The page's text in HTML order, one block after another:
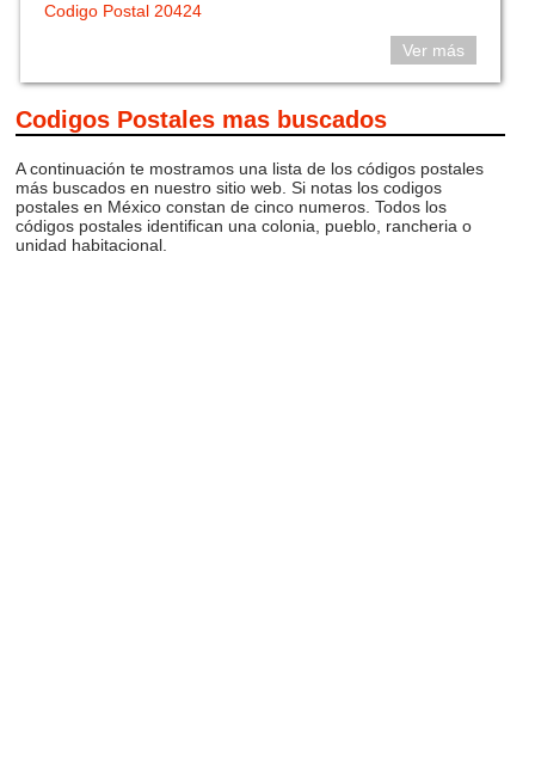
Codigo Postal 20424
Ver más
Codigos Postales mas buscados
A continuación te mostramos una lista de los códigos postales
más buscados en nuestro sitio web. Si notas los codigos
postales en México constan de cinco numeros. Todos los
códigos postales identifican una colonia, pueblo, rancheria o
unidad habitacional.